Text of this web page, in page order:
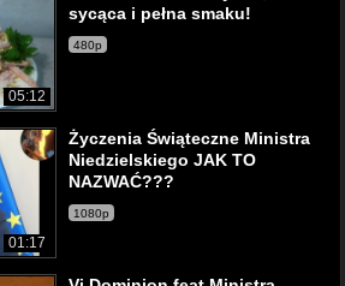
05:12
sycąca i pełna smaku!
480p
01:17
Życzenia Świąteczne Ministra
Niedzielskiego JAK TO
NAZWAĆ???
1080p